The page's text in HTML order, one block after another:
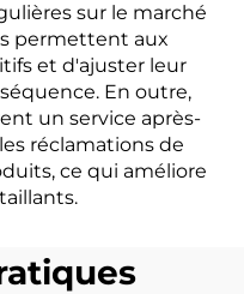
sur le marché
permettent aux
et d'ajuster leur
En outre,
un service après-
réclamations de
ce qui améliore